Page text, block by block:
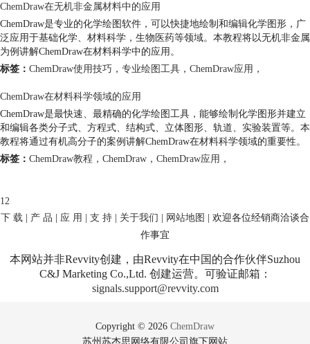
ChemDraw在无机非金属材料中的应用
ChemDraw是专业的化学绘图软件，可以快捷地绘制和编辑化学图形，广
泛应用于基础化学、材料科学，生物医药等领域。本教程将以无机非金属
为例讲解ChemDraw在材料科学中的应用。
标签： ChemDraw使用技巧 ， 专业绘图工具 ， ChemDraw应用 ，
ChemDraw在材料科学领域的应用
ChemDraw是最快速、最精确的化学绘图工具，能够绘制化学图形并建立
和编辑各类分子式、方程式、结构式、立体图形、轨道、实验装置等。本
教程将通过有机高分子的案例讲解ChemDraw在材料科学领域的重要性。
标签： ChemDraw教程 ， ChemDraw ， ChemDraw应用 ，
1 2
下 载 | 产 品 | 应 用 | 支 持 | 关于我们 | 网站地图 | 欢迎各位经销商洽谈合
作事宜
本网站并非Revvity创建，由Revvity在中国的合作伙伴Suzhou
C&J Marketing Co.,Ltd. 创建运营。可验证邮箱：
signals.support@revvity.com
Copyright © 2026 ChemDraw
苏州苏杰思网络有限公司旗下网站